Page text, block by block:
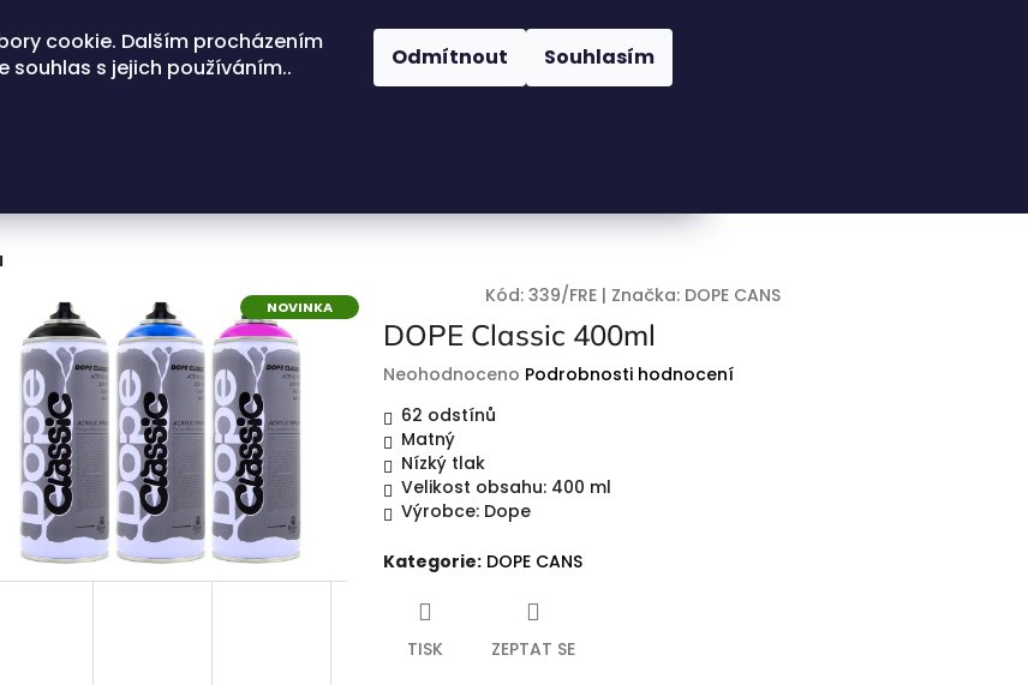
cookie. Dalším procházením
souhlas s jejich používáním..
Odmítnout Souhlasím
Hledat
NOVINKA Kód: 339/FRE | Značka: DOPE CANS
DOPE Classic 400ml
Průměrné
produktu
je
0,0
z
5
Neohodnoceno Podrobnosti hodnocení
62 odstínů
Matný
Nízký tlak
Velikost obsahu: 400 ml
Výrobce: Dope
Kategorie: DOPE CANS
TISK ZEPTAT SE